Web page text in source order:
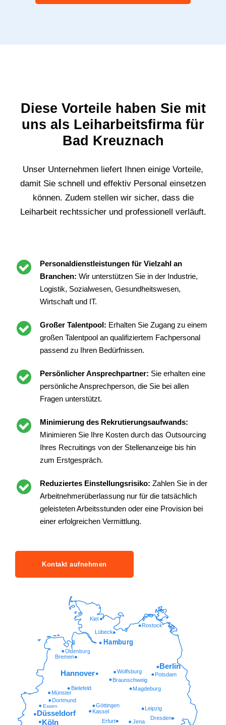
Diese Vorteile haben Sie mit
uns als Leiharbeitsfirma für
Bad Kreuznach
Unser Unternehmen liefert Ihnen einige Vorteile,
damit Sie schnell und effektiv Personal einsetzen
können. Zudem stellen wir sicher, dass die
Leiharbeit rechtssicher und professionell verläuft.
Personaldienstleistungen für Vielzahl an
Branchen: Wir unterstützen Sie in der Industrie,
Logistik, Sozialwesen, Gesundheitswesen,
Wirtschaft und IT.
Großer Talentpool: Erhalten Sie Zugang zu einem
großen Talentpool an qualifiziertem Fachpersonal
passend zu Ihren Bedürfnissen.
Persönlicher Ansprechpartner: Sie erhalten eine
persönliche Ansprechperson, die Sie bei allen
Fragen unterstützt.
Minimierung des Rekrutierungsaufwands:
Minimieren Sie Ihre Kosten durch das Outsourcing
Ihres Recruitings von der Stellenanzeige bis hin
zum Erstgespräch.
Reduziertes Einstellungsrisiko: Zahlen Sie in der
Arbeitnehmerüberlassung nur für die tatsächlich
geleisteten Arbeitsstunden oder eine Provision bei
einer erfolgreichen Vermittlung.
Kontakt aufnehmen
Erfurt Jena
Dresden
Kassel
Göttingen
Essen
Dortmund
Münster
Magdeburg
Bielefeld
Braunschweig
Potsdam
Wolfsburg
Oldenburg
Lübeck
Rostock
Kiel
Köln
Düsseldorf
Leipzig
Hannover
Berlin
Bremen
Hamburg